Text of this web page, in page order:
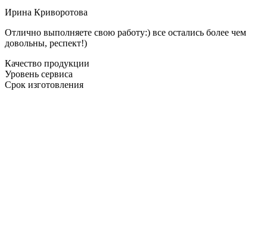
Ирина Криворотова
Отлично выполняете свою работу:) все остались более чем
довольны, респект!)
Качество продукции
Уровень сервиса
Срок изготовления